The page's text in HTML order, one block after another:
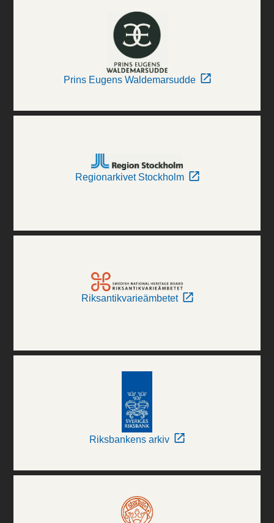
Prins Eugens Waldemarsudde
Regionarkivet Stockholm
Riksantikvarieämbetet
Riksbankens arkiv